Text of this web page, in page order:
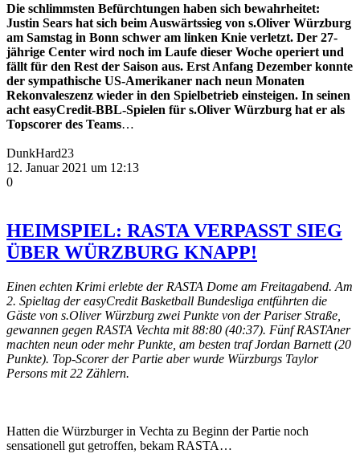
Die schlimmsten Befürchtungen haben sich bewahrheitet:
Justin Sears hat sich beim Auswärtssieg von s.Oliver Würzburg
am Samstag in Bonn schwer am linken Knie verletzt. Der 27-
jährige Center wird noch im Laufe dieser Woche operiert und
fällt für den Rest der Saison aus. Erst Anfang Dezember konnte
der sympathische US-Amerikaner nach neun Monaten
Rekonvaleszenz wieder in den Spielbetrieb einsteigen. In seinen
acht easyCredit-BBL-Spielen für s.Oliver Würzburg hat er als
Topscorer des Teams…
DunkHard23
12. Januar 2021 um 12:13
0
HEIMSPIEL: RASTA VERPASST SIEG
ÜBER WÜRZBURG KNAPP!
Einen echten Krimi erlebte der RASTA Dome am Freitagabend. Am
2. Spieltag der easyCredit Basketball Bundesliga entführten die
Gäste von s.Oliver Würzburg zwei Punkte von der Pariser Straße,
gewannen gegen RASTA Vechta mit 88:80 (40:37). Fünf RASTAner
machten neun oder mehr Punkte, am besten traf Jordan Barnett (20
Punkte). Top-Scorer der Partie aber wurde Würzburgs Taylor
Persons mit 22 Zählern.
Hatten die Würzburger in Vechta zu Beginn der Partie noch
sensationell gut getroffen, bekam RASTA…